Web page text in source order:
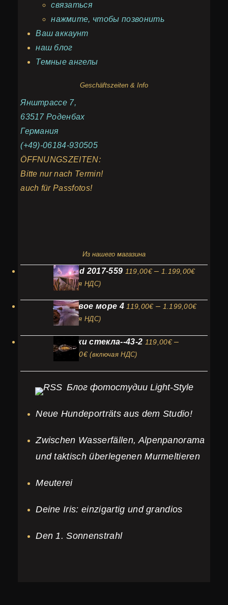
связаться
нажмите, чтобы позвонить
Ваш аккаунт
наш блог
Темные ангелы
Geschäftszeiten & Info
Янштрассе 7,
63517 Роденбах
Германия
(+49)-06184-930505
ÖFFNUNGSZEITEN:
Bitte nur nach Termin!
auch für Passfotos!
Из нашего магазина
Holland 2017-559 119,00€ – 1.199,00€
–
(включая НДС)
Ласковое море 4 119,00€ – 1.199,00€
(включая НДС)
прыжки стекла--43-2 119,00€ –
1.199,00€Диапазон
–
(включая НДС)
Блог фотостудии Light-Style
Neue Hundeporträts aus dem Studio!
Zwischen Wasserfällen, Alpenpanorama
und taktisch überlegenen Murmeltieren
Meuterei
Deine Iris: einzigartig und grandios
Den 1. Sonnenstrahl